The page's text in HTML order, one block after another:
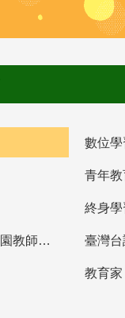
數位學
青年
終身
教育部高中等以下學校及幼兒園教師資格檢定考試 臺灣
教育家